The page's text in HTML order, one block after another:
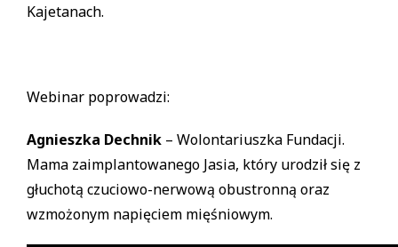
Kajetanach.
Webinar poprowadzi:
Agnieszka Dechnik – Wolontariuszka Fundacji.
Mama zaimplantowanego Jasia, który urodził się z
głuchotą czuciowo-nerwową obustronną oraz
wzmożonym napięciem mięśniowym.